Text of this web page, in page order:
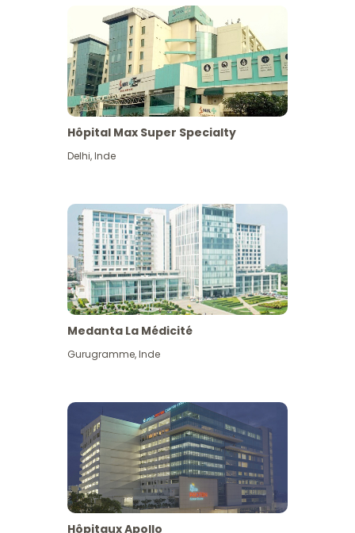
Hôpital Max Super Specialty
Delhi,Inde
Medanta La Médicité
Gurugramme,Inde
Hôpitaux Apollo